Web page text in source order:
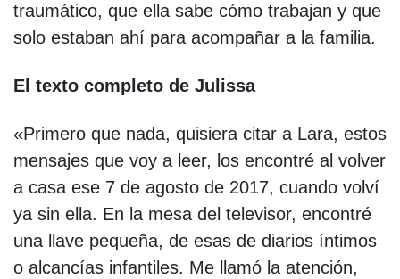
traumático, que ella sabe cómo trabajan y que
solo estaban ahí para acompañar a la familia.
El texto completo de Julissa
«Primero que nada, quisiera citar a Lara, estos
mensajes que voy a leer, los encontré al volver
a casa ese 7 de agosto de 2017, cuando volví
ya sin ella. En la mesa del televisor, encontré
una llave pequeña, de esas de diarios íntimos
o alcancías infantiles. Me llamó la atención,